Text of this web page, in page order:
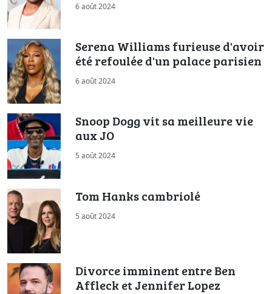
6 août 2024
Serena Williams furieuse d'avoir
été refoulée d'un palace parisien
6 août 2024
Snoop Dogg vit sa meilleure vie
aux JO
5 août 2024
Tom Hanks cambriolé
5 août 2024
Divorce imminent entre Ben
Affleck et Jennifer Lopez